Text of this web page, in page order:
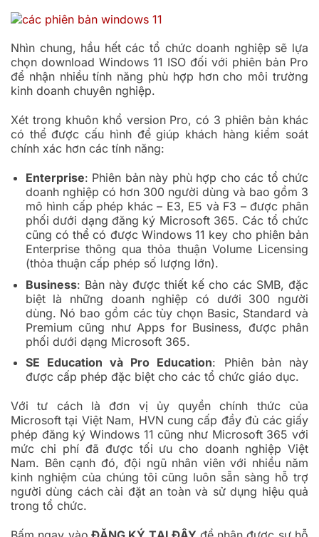
Nhìn chung, hầu hết các tổ chức doanh nghiệp sẽ lựa
chọn download Windows 11 ISO đối với phiên bản Pro
để nhận nhiều tính năng phù hợp hơn cho môi trường
kinh doanh chuyên nghiệp.
Xét trong khuôn khổ version Pro, có 3 phiên bản khác
có thể được cấu hình để giúp khách hàng kiểm soát
chính xác hơn các tính năng:
Enterprise: Phiên bản này phù hợp cho các tổ chức
doanh nghiệp có hơn 300 người dùng và bao gồm 3
mô hình cấp phép khác – E3, E5 và F3 – được phân
phối dưới dạng đăng ký Microsoft 365. Các tổ chức
cũng có thể có được Windows 11 key cho phiên bản
Enterprise thông qua thỏa thuận Volume Licensing
(thỏa thuận cấp phép số lượng lớn).
Business: Bản này được thiết kế cho các SMB, đặc
biệt là những doanh nghiệp có dưới 300 người
dùng. Nó bao gồm các tùy chọn Basic, Standard và
Premium cũng như Apps for Business, được phân
phối dưới dạng Microsoft 365.
SE Education và Pro Education: Phiên bản này
được cấp phép đặc biệt cho các tổ chức giáo dục.
Với tư cách là đơn vị ủy quyền chính thức của
Microsoft tại Việt Nam, HVN cung cấp đầy đủ các giấy
phép đăng ký Windows 11 cũng như Microsoft 365 với
mức chi phí đã được tối ưu cho doanh nghiệp Việt
Nam. Bên cạnh đó, đội ngũ nhân viên với nhiều năm
kinh nghiệm của chúng tôi cũng luôn sẵn sàng hỗ trợ
người dùng cách cài đặt an toàn và sử dụng hiệu quả
trong tổ chức.